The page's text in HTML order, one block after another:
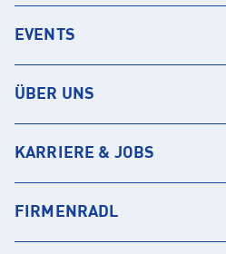
EVENTS
ÜBER UNS
KARRIERE & JOBS
FIRMENRADL